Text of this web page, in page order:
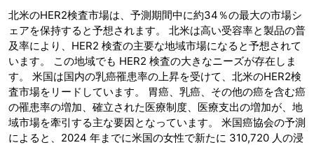
北米のHER2検査市場は、予測期間中に約34％の最大の市場シ
ェアを保持すると予想されます。 北米は高い受容率と製品の普
及率により、HER2 検査の主要な地域市場になると予想されて
います。 この地域でも HER2 検査の大きなニーズが存在しま
す。 米国は国内の乳癌罹患率の上昇を受けて、北米のHER2検
査市場をリードしています。 胃癌、乳癌、その他の癌を含む癌
の罹患率の増加、確立された医療制度、医療支出の増加が、地
域市場を牽引する主な要因となっています。 米国癌協会の予測
によると、2024 年までに米国の女性で新たに 310,720 人の浸